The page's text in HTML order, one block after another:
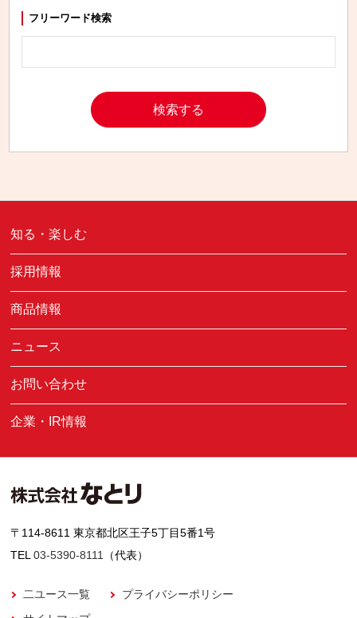
フリーワード検索
知る・楽しむ
採用情報
商品情報
ニュース
お問い合わせ
企業・IR情報
〒114-8611 東京都北区王子5丁目5番1号
TEL03-5390-8111 （代表）
二ユース一覧
プライバシーポリシー